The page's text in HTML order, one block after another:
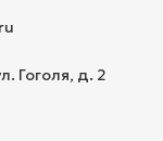
Гоголя, д. 2